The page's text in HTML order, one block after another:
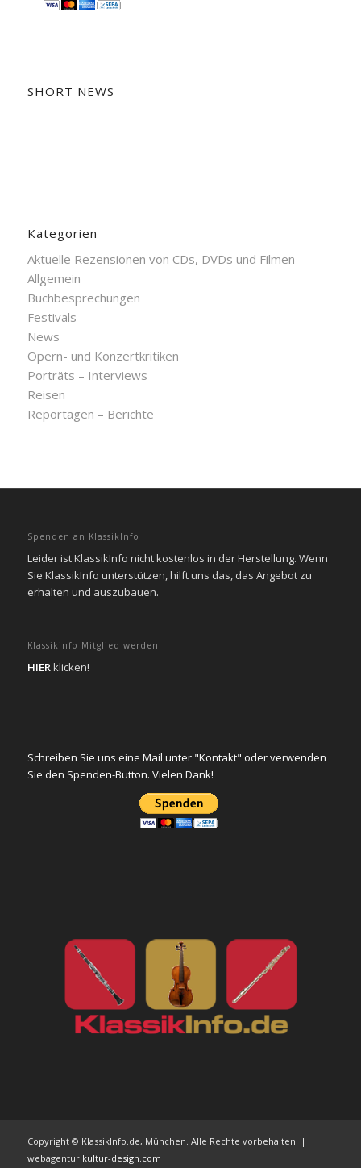
SHORT NEWS
Kategorien
Aktuelle Rezensionen von CDs, DVDs und Filmen
Allgemein
Buchbesprechungen
Festivals
News
Opern- und Konzertkritiken
Porträts – Interviews
Reisen
Reportagen – Berichte
Spenden an KlassikInfo
Leider ist KlassikInfo nicht kostenlos in der Herstellung. Wenn
Sie KlassikInfo unterstützen, hilft uns das, das Angebot zu
erhalten und auszubauen.
Klassikinfo Mitglied werden
HIERklicken!
Schreiben Sie uns eine Mail unter "Kontakt" oder verwenden
Sie den Spenden-Button. Vielen Dank!
Copyright © KlassikInfo.de, München. Alle Rechte vorbehalten. |
webagentur kultur-design.com